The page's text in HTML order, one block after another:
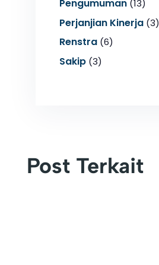
Pengumuman(13)
Perjanjian Kinerja(3)
Renstra(6)
Sakip(3)
Post Terkait